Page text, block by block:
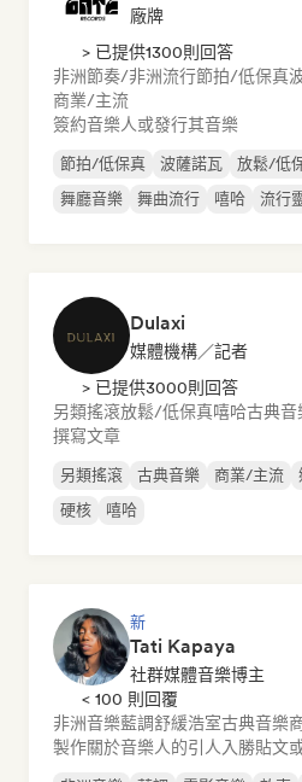
廠牌
> 已提供1300則回答
非洲節奏/非洲流行節拍/低保真
商業/主流
簽約音樂人或發行其音樂
節拍/低保真 波薩諾瓦 放鬆/低
舞廳音樂
舞曲流行 嘻哈 流行
Dulaxi
媒體機構／記者
> 已提供3000則回答
另類搖滾放鬆/低保真嘻哈古典音
撰寫文章
另類搖滾 古典音樂 商業/主流
硬核
嘻哈
新
Tati Kapaya
社群媒體音樂博主
< 100 則回覆
非洲音樂藍調舒緩浩室古典音樂
製作關於音樂人的引人入勝貼文